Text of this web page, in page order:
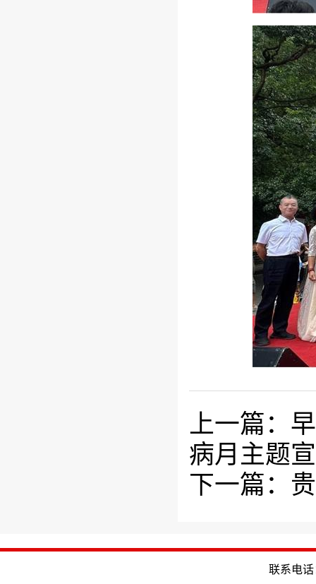
上一篇：
病月主题
下一篇：
联系电